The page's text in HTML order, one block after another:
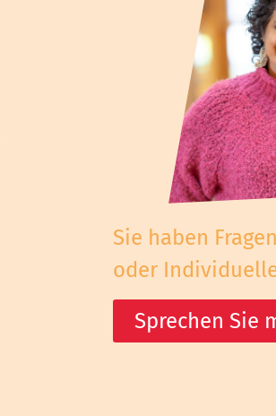
Sie haben Fragen
oder
Sprechen Sie